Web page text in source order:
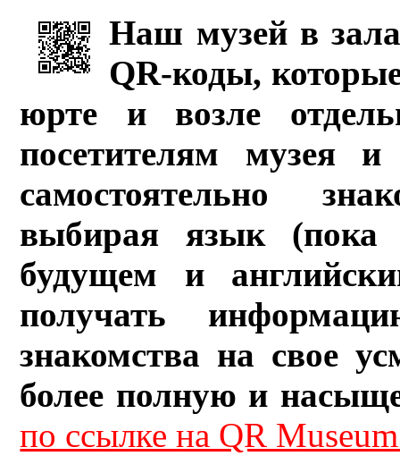
Наш музей в
QR-коды,
юрте и возле
посетителям музея и
самостоятельно
выбирая язык (пока
будущем и
получать
знакомства на свое
более полную и
по ссылке на QR